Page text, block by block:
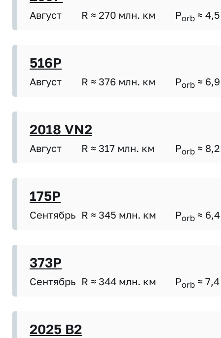
Август R ≈ 270 млн. км Porb ≈ 4,5
516P
Август R ≈ 376 млн. км Porb ≈ 6,9
2018 VN2
Август R ≈ 317 млн. км Porb ≈ 8,2
175P
Сентябрь R ≈ 345 млн. км Porb ≈ 6,4
373P
Сентябрь R ≈ 344 млн. км Porb ≈ 7,4
2025 B2